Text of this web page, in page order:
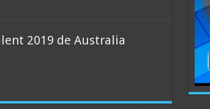
2019 de Australia